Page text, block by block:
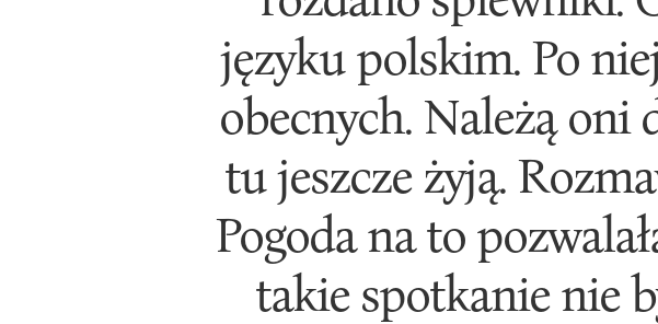
języku polskim. Po
obecnych. Należą oni
tu jeszcze żyją.
Pogoda na to
takie spotkanie nie